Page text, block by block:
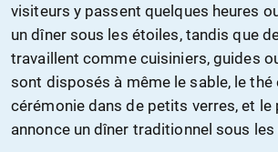
visiteurs y passent quelques heures
un dîner sous les étoiles, tandis que
travaillent comme cuisiniers, guides
sont disposés à même le sable, le thé
cérémonie dans de petits verres, et
annonce un dîner traditionnel sous les